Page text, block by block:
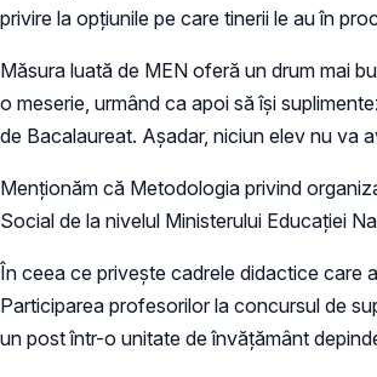
privire la opțiunile pe care tinerii le au în
Măsura luată de MEN oferă un drum mai
o meserie, urmând ca apoi să își
de Bacalaureat. Așadar, niciun elev nu va
Menționăm că Metodologia privind
Social de la nivelul Ministerului Educației
În ceea ce privește cadrele didactice care
Participarea profesorilor la concursul de
un post într-o unitate de învățământ